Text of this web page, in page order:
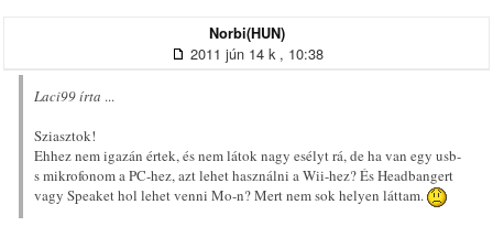
Norbi(HUN)
2011 jún 14 k , 10:38
Laci99 írta ...
Sziasztok!
Ehhez nem igazán értek, és nem látok nagy esélyt rá, de ha van egy usb-
s mikrofonom a PC-hez, azt lehet használni a Wii-hez? És Headbangert
vagy Speaket hol lehet venni Mo-n? Mert nem sok helyen láttam.